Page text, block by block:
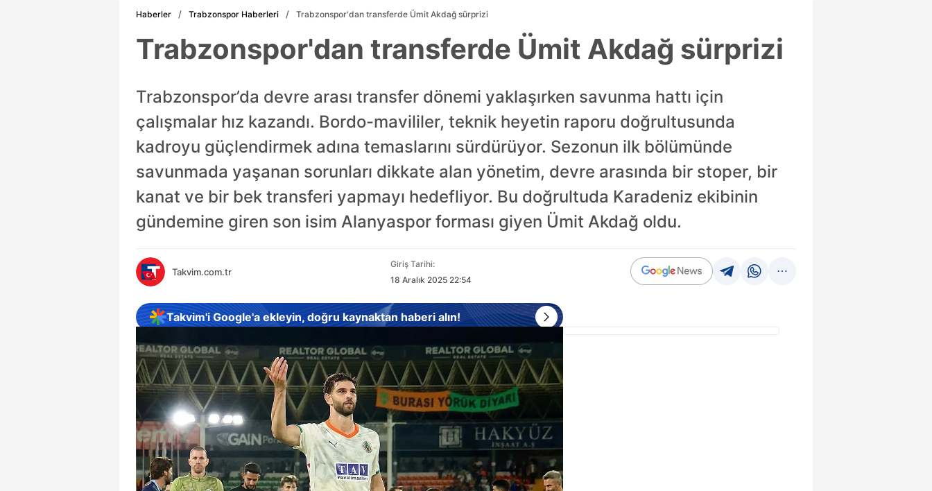
Haberler Trabzonspor Haberleri Trabzonspor'dan transferde Ümit Akdağ sürprizi
Trabzonspor'dan transferde Ümit Akdağ sürprizi
Trabzonspor’da devre arası transfer dönemi yaklaşırken savunma hattı için
çalışmalar hız kazandı. Bordo-mavililer, teknik heyetin raporu doğrultusunda
kadroyu güçlendirmek adına temaslarını sürdürüyor. Sezonun ilk bölümünde
savunmada yaşanan sorunları dikkate alan yönetim, devre arasında bir stoper, bir
kanat ve bir bek transferi yapmayı hedefliyor. Bu doğrultuda Karadeniz ekibinin
gündemine giren son isim Alanyaspor forması giyen Ümit Akdağ oldu.
Takvim.com.tr
Giriş Tarihi:
18 Aralık 2025 22:54
Takvim'i Google'a ekleyin, doğru kaynaktan haberi alın!